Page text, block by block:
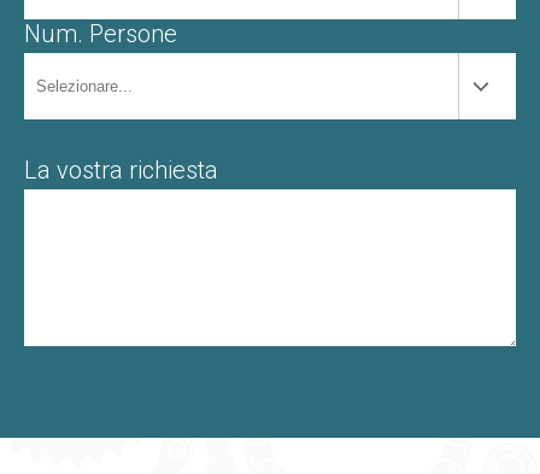
Num. Persone
La vostra richiesta